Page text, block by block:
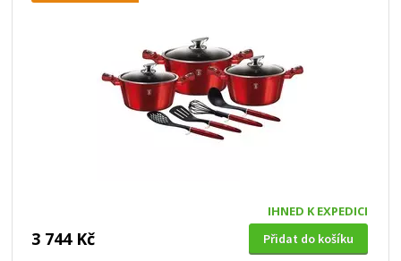
IHNED K EXPEDICI
3 744 Kč
Přidat do košíku